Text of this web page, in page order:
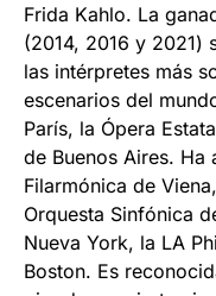
Frida Kahlo. La
(2014, 2016 y 2021)
las intérpretes más
escenarios del
París, la Ópera
de Buenos Aires.
Filarmónica de
Orquesta Sinfónica
Nueva York, la LA
Boston. Es